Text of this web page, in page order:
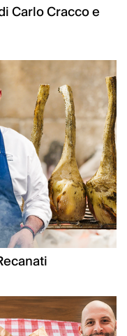
Carlo Cracco e